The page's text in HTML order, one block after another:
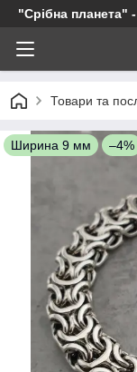
"Срібна планета"
Товари та
Ширина 9 мм –4%